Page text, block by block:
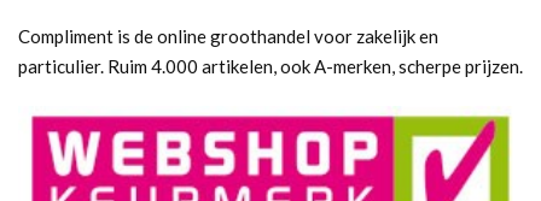
Compliment is de online groothandel voor zakelijk en
particulier. Ruim 4.000 artikelen, ook A-merken, scherpe prijzen.